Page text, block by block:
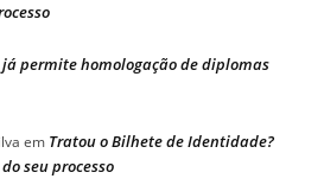
já permite homologação de diplomas
em Tratou o Bilhete de Identidade?
seu processo